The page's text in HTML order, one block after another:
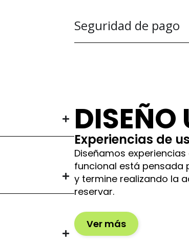
Seguridad de pago
DISEÑO
Experiencias de
Diseñamos
funcional está pensada
y termine realizando la
reservar.
Ver más